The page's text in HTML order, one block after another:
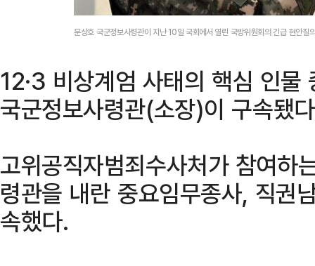
문상호 국군정보사령관이 지난 10일 국회에서 열린 국방위원회의 긴급 현안
12·3 비상계엄 사태의 핵심 인
국군정보사령관(소장)이 구속됐
고위공직자범죄수사처가 참여
령관을 내란 중요임무종사, 직권
속했다.